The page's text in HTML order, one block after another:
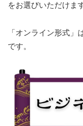
をお選びいただけま
「オンライン形式
です。